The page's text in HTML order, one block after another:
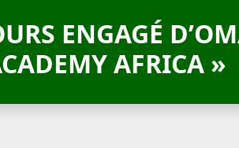
ENGAGÉ
AFRICA »